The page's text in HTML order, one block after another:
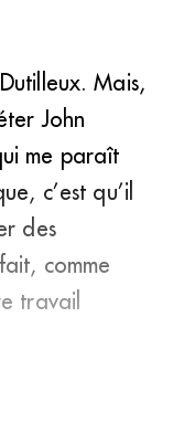
Mais,
John
me paraît
c’est qu’il
des
comme
travail